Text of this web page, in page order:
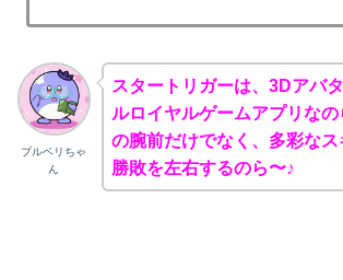
ブルベリちゃ
ん
スタートリガーは、3Dアバ
ルロイヤルゲームアプリな
の腕前だけでなく、多彩な
勝敗を左右するのら〜♪